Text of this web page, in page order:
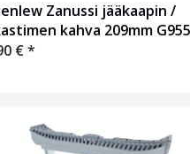
Zanussi jääkaapin /
kahva 209mm
€*